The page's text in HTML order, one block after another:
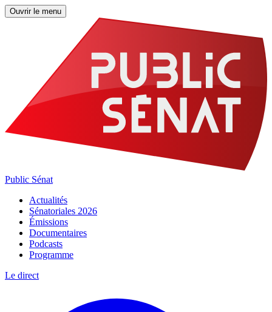
Ouvrir le menu
Public Sénat
Actualités
Sénatoriales 2026
Émissions
Documentaires
Podcasts
Programme
Le direct